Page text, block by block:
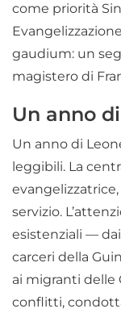
come priorità
gaudium: un
magistero di
Un anno
Un anno di
leggibili. La
servizio.
esistenziali —
carceri della
ai migranti delle
conflitti,